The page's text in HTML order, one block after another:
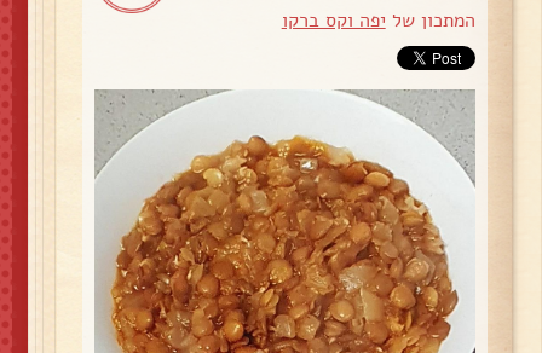
המתכון של יפה וקס ברקו